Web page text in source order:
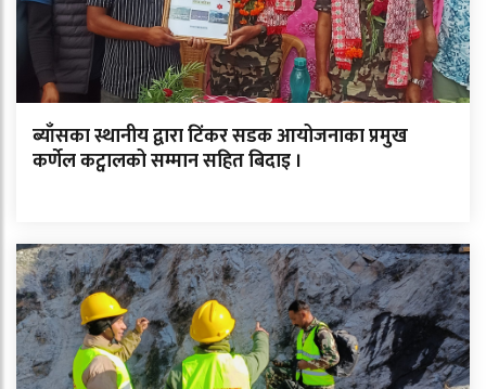
ब्याँसका स्थानीय द्वारा टिंकर सडक आयोजनाका प्रमुख
कर्णेल कट्वालको सम्मान सहित बिदाइ ।